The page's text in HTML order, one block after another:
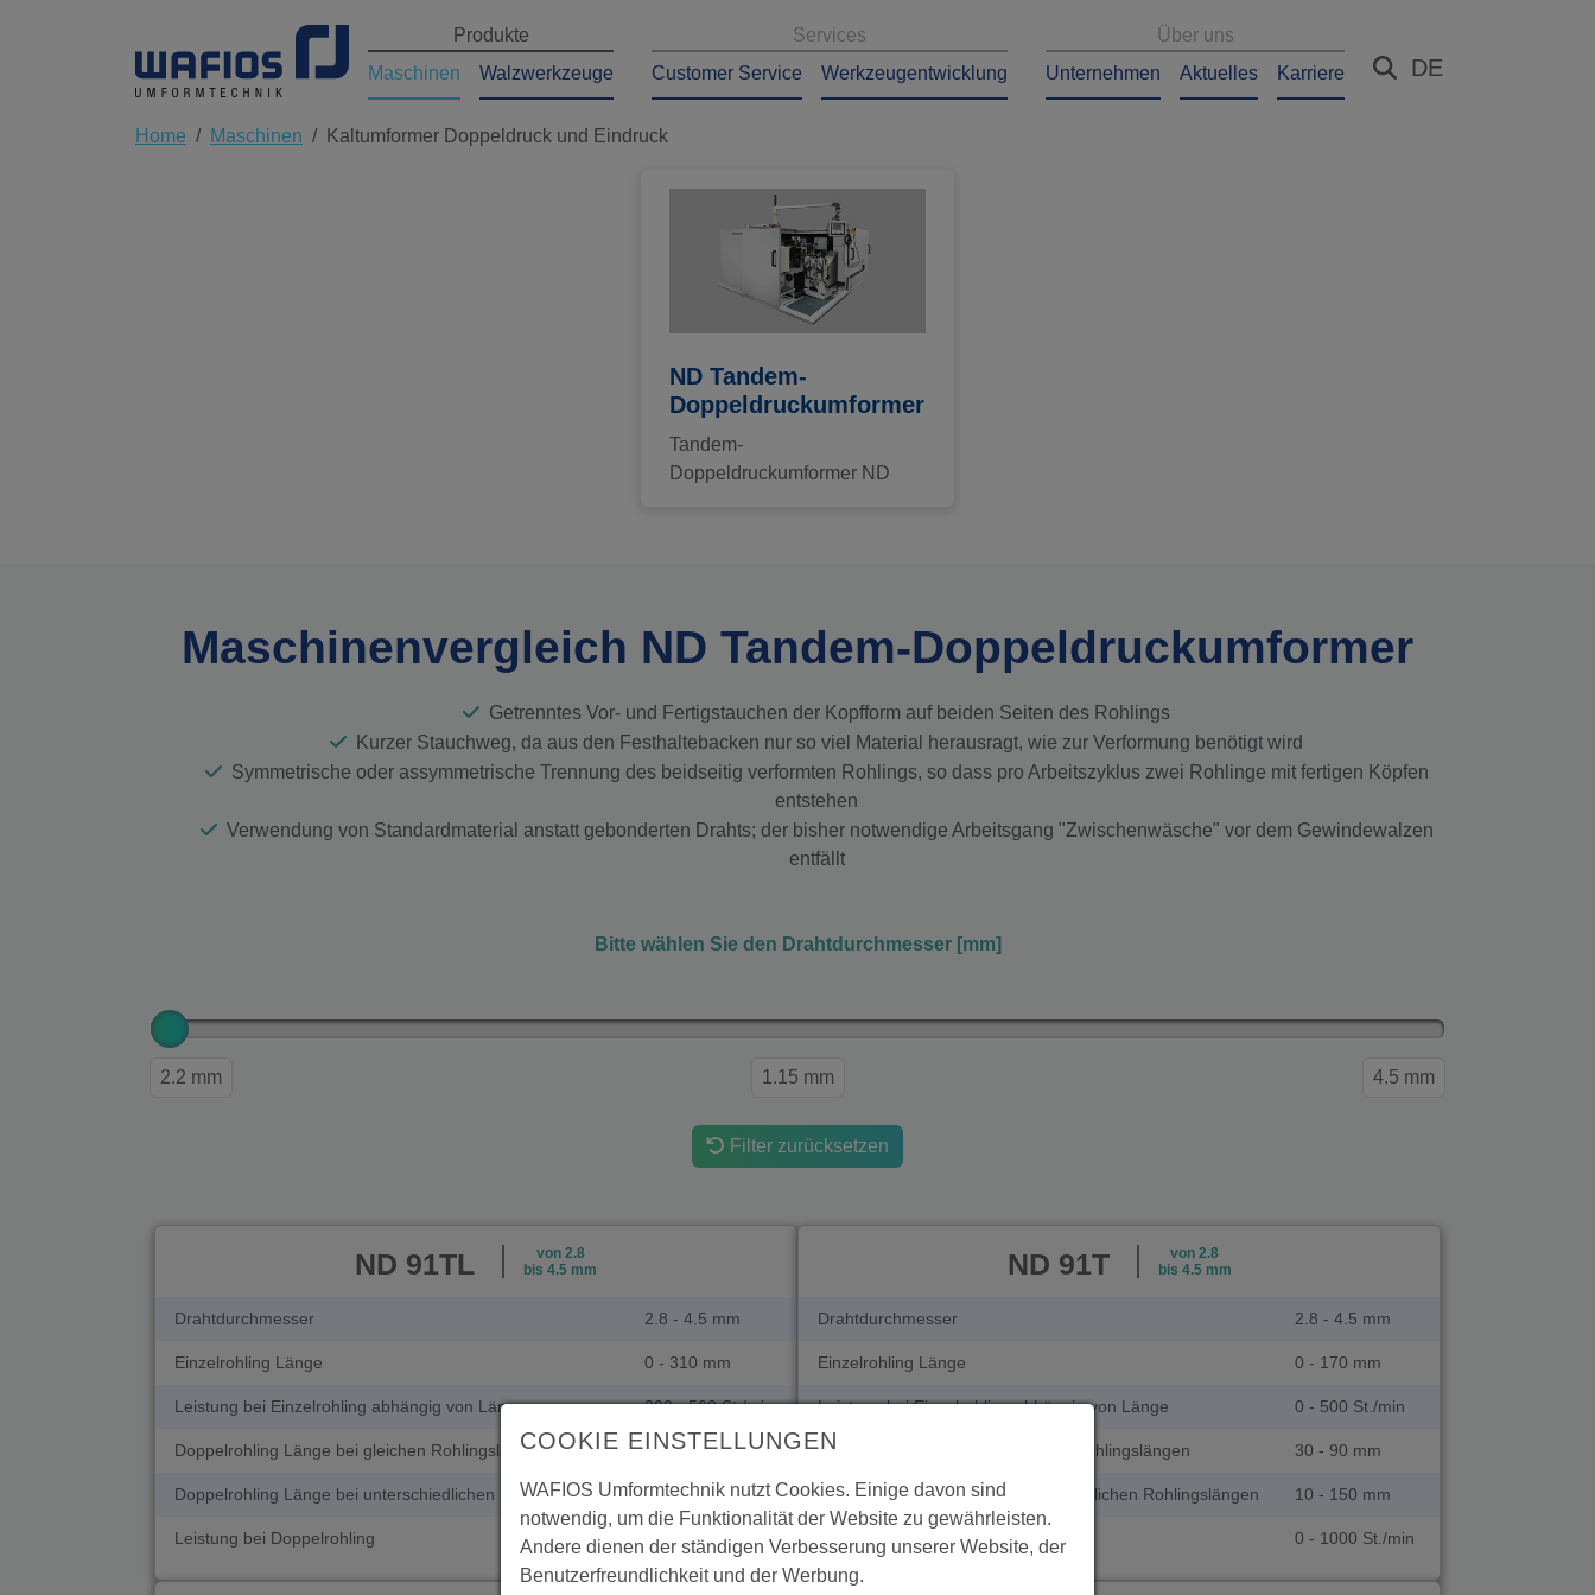
Produkte
Maschinen
Walzwerkzeuge
Services
Customer Service
Werkzeugentwicklung
Über uns
Unternehmen
Aktuelles Karriere DE
Home Maschinen Kaltumformer Doppeldruck und Eindruck
ND Tandem-
Doppeldruckumformer
Tandem-
Doppeldruckumformer ND
Maschinenvergleich ND Tandem-Doppeldruckumformer
Getrenntes Vor- und Fertigstauchen der Kopfform auf beiden Seiten des Rohlings
Kurzer Stauchweg, da aus den Festhaltebacken nur so viel Material herausragt, wie zur Verformung benötigt wird
Symmetrische oder assymmetrische Trennung des beidseitig verformten Rohlings, so dass pro Arbeitszyklus zwei Rohlinge mit fertigen Köpfen
entstehen
Verwendung von Standardmaterial anstatt gebonderten Drahts; der bisher notwendige Arbeitsgang "Zwischenwäsche" vor dem Gewindewalzen
entfällt
Bitte wählen Sie den Drahtdurchmesser [mm]
2.2 mm 1.15 mm 4.5 mm
Filter zurücksetzen
ND 91TL
von 2.8
bis 4.5 mm
Drahtdurchmesser 2.8 - 4.5 mm
Einzelrohling Länge 0 - 310 mm
Leistung bei Einzelrohling abhängig von Länge 300 - 500 St./min
Doppelrohling Länge bei gleichen Rohlingslängen 30 - 90 mm
Doppelrohling Länge bei unterschiedlichen Rohlingslängen 10 - 170 mm
Leistung bei Doppelrohling 0 - 1000 St./min
ND 91T
von 2.8
bis 4.5 mm
Drahtdurchmesser 2.8 - 4.5 mm
Einzelrohling Länge 0 - 170 mm
Leistung bei Einzelrohling abhängig von Länge 0 - 500 St./min
Doppelrohling Länge bei gleichen Rohlingslängen 30 - 90 mm
Doppelrohling Länge bei unterschiedlichen Rohlingslängen 10 - 150 mm
Leistung bei Doppelrohling 0 - 1000 St./min
COOKIE EINSTELLUNGEN
WAFIOS Umformtechnik nutzt Cookies. Einige davon sind
notwendig, um die Funktionalität der Website zu gewährleisten.
Andere dienen der ständigen Verbesserung unserer Website, der
Benutzerfreundlichkeit und der Werbung.